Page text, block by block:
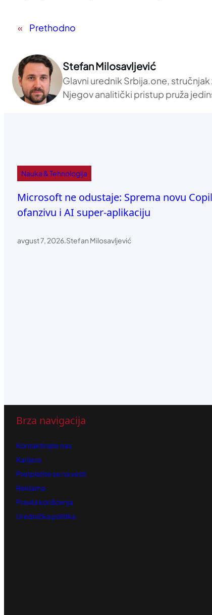
« Prethodno
Stefan Milosavljević
Glavni urednik Srbija.one,
Njegov analitički pristup pruža
Nauka & Tehnologija
Microsoft ne odustaje: Sprema novu
ofanzivu i AI super-aplikaciju
avgust 7, 2026.Stefan Milosavljević
Brza navigacija
Kontaktirajte nas
Karijera
Pretplatite se na vesti
Reklama
Pravila korišćenja
Urednička politika